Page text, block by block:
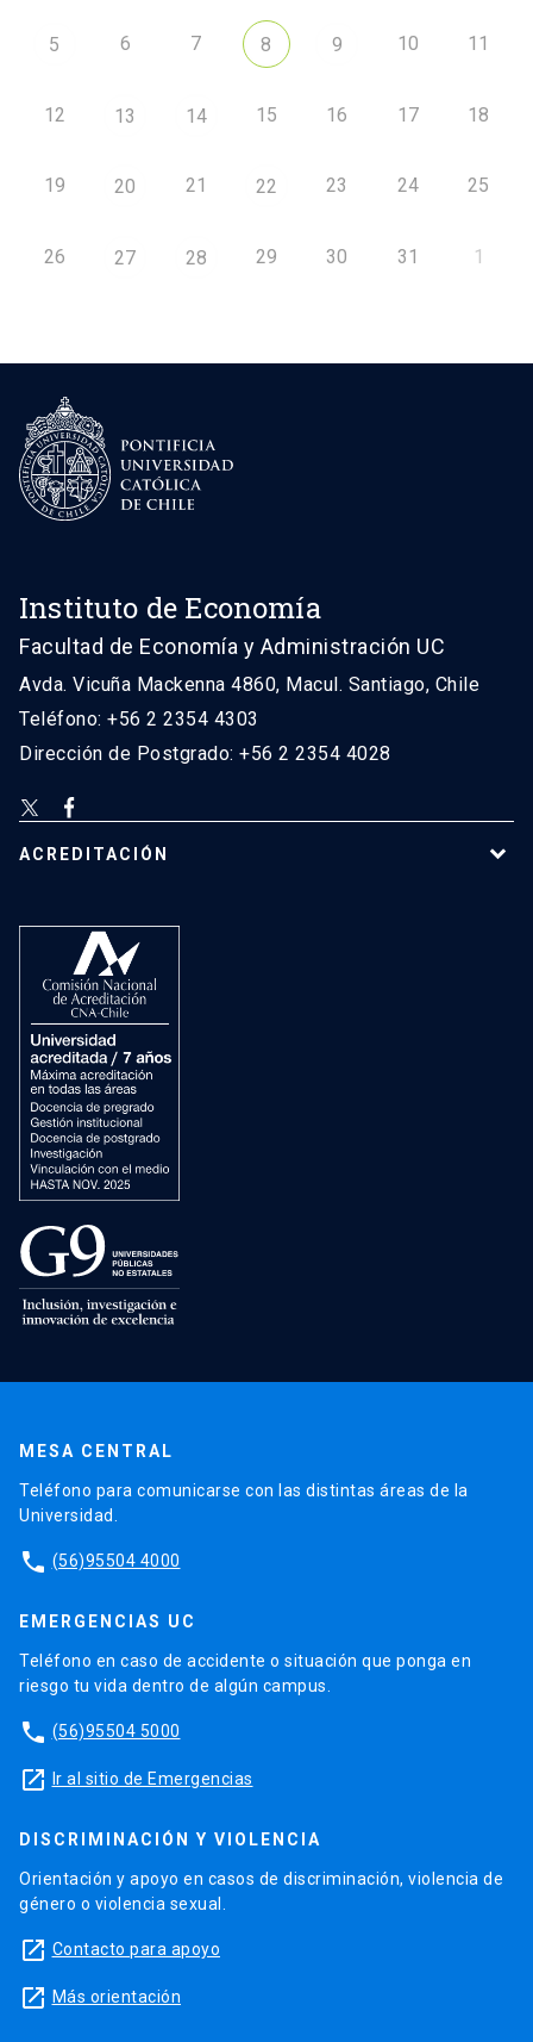
5 6 7 8 9 10 11
12 13 14 15 16 17 18
19 20 21 22 23 24 25
26 27 28 29 30 31 1
Instituto de Economía
Facultad de Economía y Administración UC
Avda. Vicuña Mackenna 4860, Macul. Santiago, Chile
Teléfono: +56 2 2354 4303
Dirección de Postgrado: +56 2 2354 4028
ACREDITACIÓN
MESA CENTRAL
Teléfono para comunicarse con las distintas áreas de la
Universidad.
phone (56)95504 4000
EMERGENCIAS UC
Teléfono en caso de accidente o situación que ponga en
riesgo tu vida dentro de algún campus.
phone (56)95504 5000
launch Ir al sitio de Emergencias
DISCRIMINACIÓN Y VIOLENCIA
Orientación y apoyo en casos de discriminación, violencia de
género o violencia sexual.
launch Contacto para apoyo
launch Más orientación